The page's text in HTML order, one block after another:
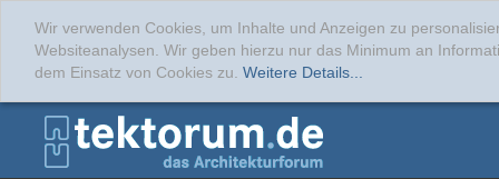
Wir verwenden Cookies, um Inhalte und Anzeigen zu
Websiteanalysen. Wir geben hierzu nur das Minimum an
dem Einsatz von Cookies zu. Weitere Details...